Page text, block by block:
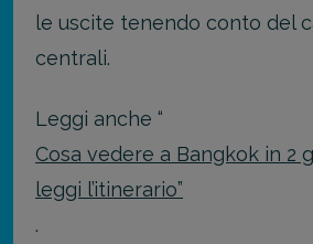
le uscite tenendo conto del
centrali.
Leggi anche “
Cosa vedere a Bangkok in 2
leggi l’itinerario”
.